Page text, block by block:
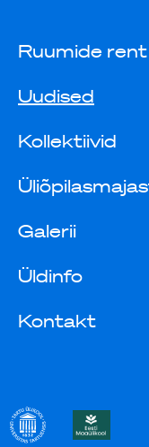
Ruumide rent
Uudised
Kollektiivid
Galerii
Üldinfo
Kontakt